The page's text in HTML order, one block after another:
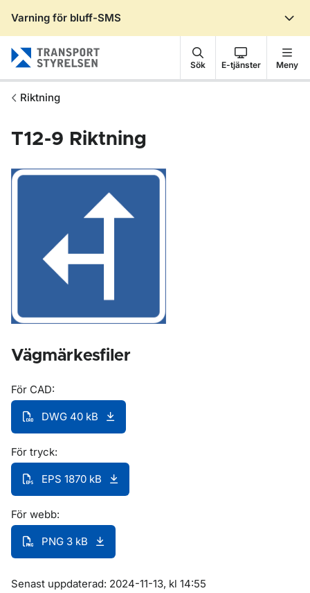
Varning för bluff-SMS
Sök E-tjänster Meny
Riktning
T12-9 Riktning
Vägmärkesfiler
För CAD:
DWG 40 kB
För tryck:
EPS 1870 kB
För webb:
PNG 3 kB
Om sidan
Senast uppdaterad: 2024-11-13, kl 14:55